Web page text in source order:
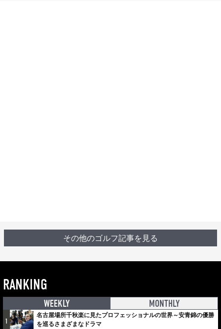
その他のゴルフ記事を見る
RANKING
WEEKLY MONTHLY
1
名古屋場所千秋楽に見たプロフェッショナルの世界～安青錦の優勝
を巡るさまざまなドラマ